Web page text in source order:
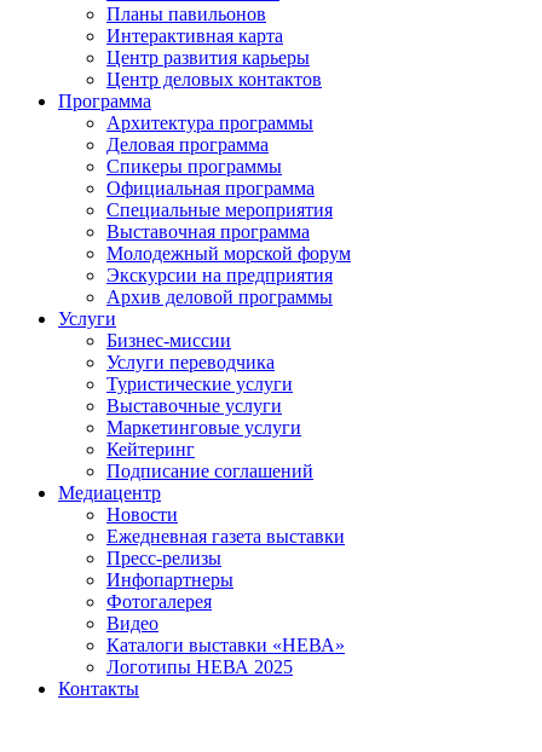
Планы павильонов
Интерактивная карта
Центр развития карьеры
Центр деловых контактов
Программа
Архитектура программы
Деловая программа
Спикеры программы
Официальная программа
Специальные мероприятия
Выставочная программа
Молодежный морской форум
Экскурсии на предприятия
Архив деловой программы
Услуги
Бизнес-миссии
Услуги переводчика
Туристические услуги
Выставочные услуги
Маркетинговые услуги
Кейтеринг
Подписание соглашений
Медиацентр
Новости
Ежедневная газета выставки
Пресс-релизы
Инфопартнеры
Фотогалерея
Видео
Каталоги выставки «НЕВА»
Логотипы НЕВА 2025
Контакты